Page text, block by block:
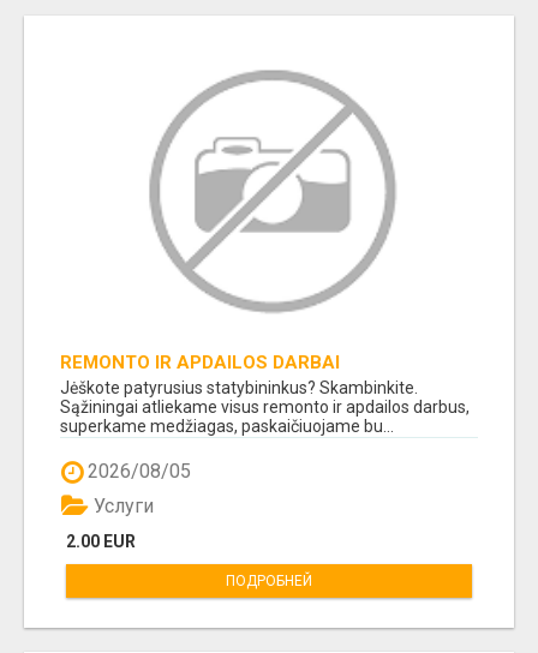
REMONTO IR APDAILOS DARBAI
Jėškote patyrusius statybininkus? Skambinkite.
Sąžiningai atliekame visus remonto ir apdailos darbus,
superkame medžiagas, paskaičiuojame bu...
2026/08/05
2.00 EUR
Услуги
ПОДРОБНЕЙ